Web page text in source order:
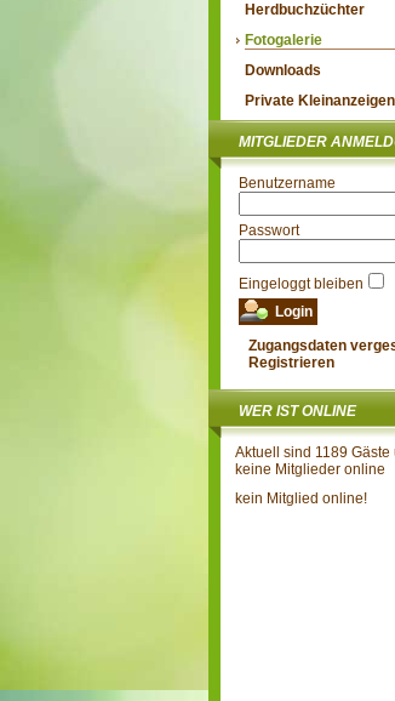
Herdbuchzüchter
Fotogalerie
Downloads
Private Kleinanzeigen
MITGLIEDER
Benutzername
Passwort
Eingeloggt bleiben
Zugangsdaten
Registrieren
WER IST ONLINE
Aktuell sind 1189 Gäste
keine Mitglieder online
kein Mitglied online!